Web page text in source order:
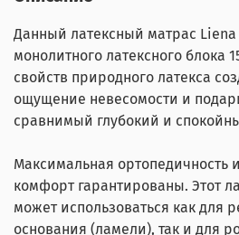
Данный латексный матрас
монолитного латексного блока
свойств природного латекса
ощущение невесомости и
сравнимый глубокий и
Максимальная ортопедичность
комфорт гарантированы. Этот
может использоваться как для
основания (ламели), так и для